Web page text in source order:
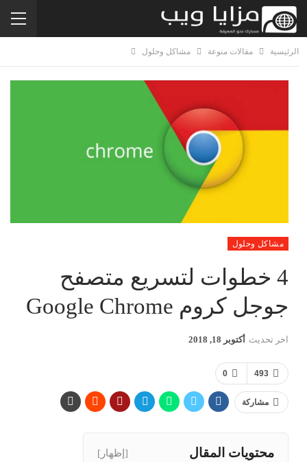
الرئيسية مقالات منوعة مشاكل وحلول
مشاكل وحلول
4 خطوات لتسريع متصفح
جوجل كروم Google Chrome
اخر تحديث أكتوبر 18, 2018
0 493
مشاركة
محتويات المقال [إظهار]